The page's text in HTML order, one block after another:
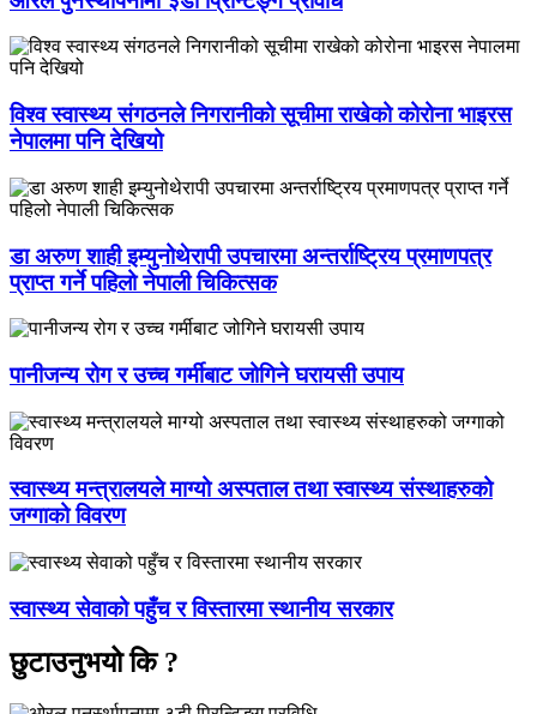
विश्व स्वास्थ्य संगठनले निगरानीको सूचीमा राखेको कोरोना भाइरस
नेपालमा पनि देखियो
डा अरुण शाही इम्युनोथेरापी उपचारमा अन्तर्राष्ट्रिय प्रमाणपत्र
प्राप्त गर्ने पहिलो नेपाली चिकित्सक
पानीजन्य रोग र उच्च गर्मीबाट जोगिने घरायसी उपाय
स्वास्थ्य मन्त्रालयले माग्यो अस्पताल तथा स्वास्थ्य संस्थाहरुको
जग्गाको विवरण
स्वास्थ्य सेवाको पहुँच र विस्तारमा स्थानीय सरकार
छुटाउनुभयो कि ?